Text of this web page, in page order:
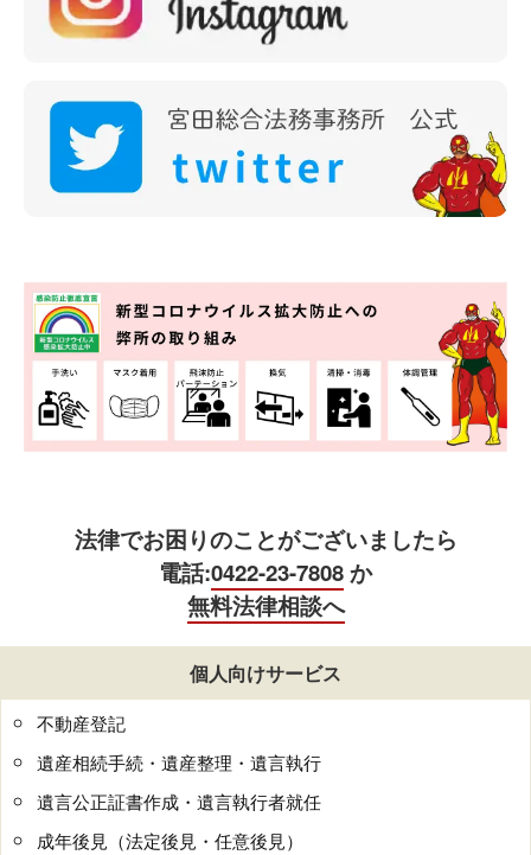
法律でお困りのことがございましたら
電話:0422-23-7808か
無料法律相談へ
個人向けサービス
不動産登記
遺産相続手続・遺産整理・遺言執行
遺言公正証書作成・遺言執行者就任
成年後見（法定後見・任意後見）